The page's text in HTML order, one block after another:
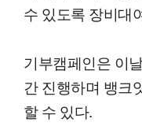
수 있도록 장비대
기부캠페인은 이
간 진행하며 뱅크
할 수 있다.